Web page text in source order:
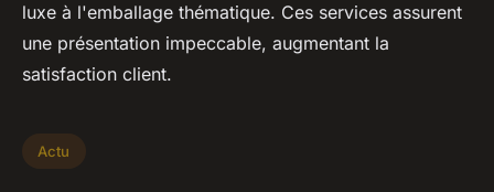
luxe à l'emballage thématique. Ces services assurent
une présentation impeccable, augmentant la
satisfaction client.
Actu